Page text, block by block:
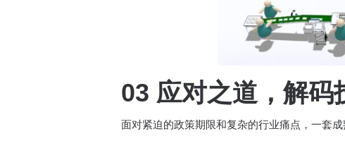
03 应对之道，解码
面对紧迫的政策期限和复杂的行业痛点，一套